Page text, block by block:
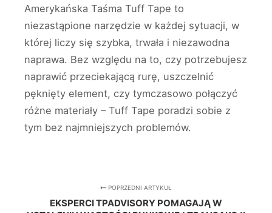
Amerykańska Taśma Tuff Tape to
niezastąpione narzędzie w każdej sytuacji, w
której liczy się szybka, trwała i niezawodna
naprawa. Bez względu na to, czy potrzebujesz
naprawić przeciekającą rurę, uszczelnić
pęknięty element, czy tymczasowo połączyć
różne materiały – Tuff Tape poradzi sobie z
tym bez najmniejszych problemów.
POPRZEDNI ARTYKUŁ
EKSPERCI TPADVISORY POMAGAJĄ W